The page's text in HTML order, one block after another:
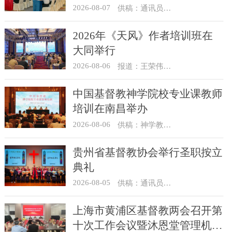
象”教育活动总结会议
2026-08-07 供稿：通讯员 汪浩
2026年《天风》作者培训班在
大同举行
2026-08-06 报道：王荣伟 摄影：冯谦
中国基督教神学院校专业课教师
培训在南昌举办
2026-08-06 供稿：神学教育部
贵州省基督教协会举行圣职按立
典礼
2026-08-05 供稿：通讯员 杨菁
上海市黄浦区基督教两会召开第
十次工作会议暨沐恩堂管理机构